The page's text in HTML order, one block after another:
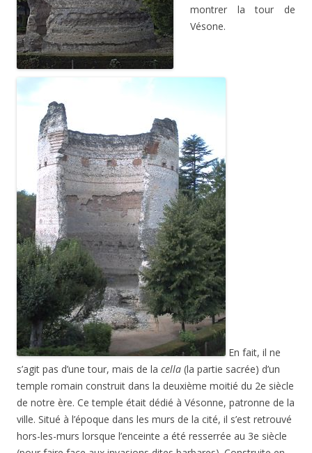
montrer la tour de
Vésone.
En fait, il ne
s’agit pas d’une tour, mais de la cella (la partie sacrée) d’un
temple romain construit dans la deuxième moitié du 2e siècle
de notre ère. Ce temple était dédié à Vésonne, patronne de la
ville. Situé à l’époque dans les murs de la cité, il s’est retrouvé
hors-les-murs lorsque l’enceinte a été resserrée au 3e siècle